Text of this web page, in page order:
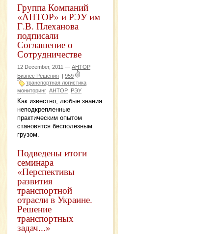
Группа Компаний
«АНТОР» и РЭУ им
Г.В. Плеханова
подписали
Соглашение о
Сотрудничестве
12 December, 2011 — АНТОР
Бизнес Решения | 959
транспортная логистика
мониторинг АНТОР РЭУ
Как известно, любые знания
неподкрепленные
практическим опытом
становятся бесполезным
грузом.
Подведены итоги
семинара
«Перспективы
развития
транспортной
отрасли в Украине.
Решение
транспортных
задач...»